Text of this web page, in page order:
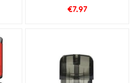
€7.97